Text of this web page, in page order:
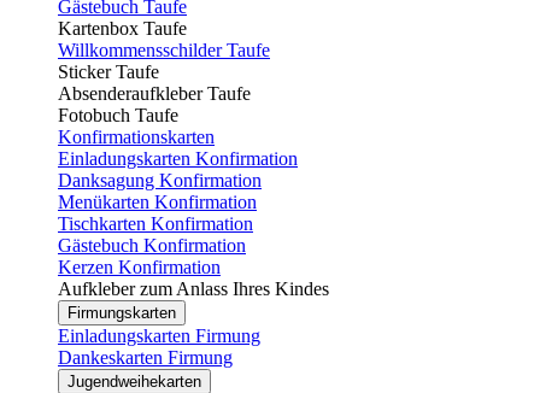
Gästebuch Taufe
Kartenbox Taufe
Willkommensschilder Taufe
Sticker Taufe
Absenderaufkleber Taufe
Fotobuch Taufe
Konfirmationskarten
Einladungskarten Konfirmation
Danksagung Konfirmation
Menükarten Konfirmation
Tischkarten Konfirmation
Gästebuch Konfirmation
Kerzen Konfirmation
Aufkleber zum Anlass Ihres Kindes
Firmungskarten
Einladungskarten Firmung
Dankeskarten Firmung
Jugendweihekarten